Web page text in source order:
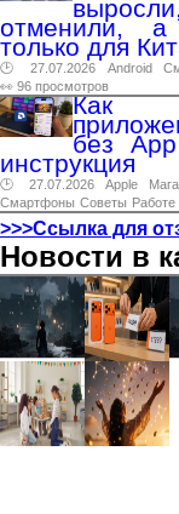
отменили,
только для
🕑 27.07.2026 Android
👀 96 просмотров
Как
без
инструкция
🕑 27.07.2026 Apple
Смартфоны Советы Работе
>>>Ссылка для
Новости в